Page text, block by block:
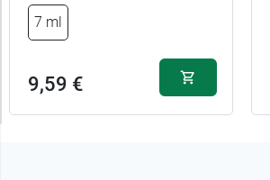
7 ml
9,59 €